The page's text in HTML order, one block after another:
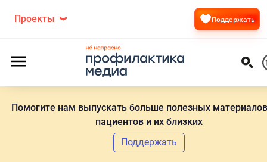
Помогите нам выпускать больше полезных
пациентов и их близких
Поддержать
Проекты Поддержать